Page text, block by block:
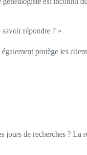
répondre ? »
protège les
de recherches ? La